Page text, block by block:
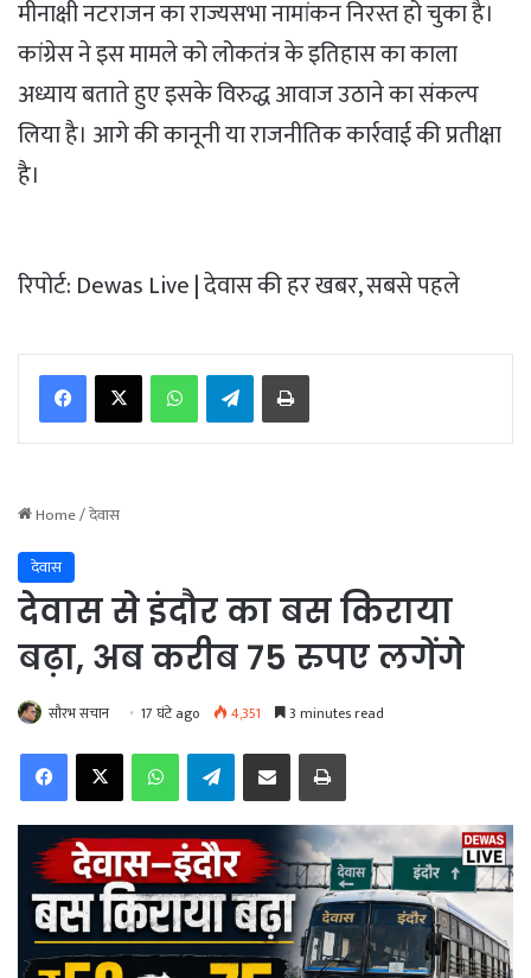
मीनाक्षी नटराजन का राज्यसभा नामांकन निरस्त हो चुका है।
कांग्रेस ने इस मामले को लोकतंत्र के इतिहास का काला
अध्याय बताते हुए इसके विरुद्ध आवाज उठाने का संकल्प
लिया है। आगे की कानूनी या राजनीतिक कार्रवाई की प्रतीक्षा
है।
रिपोर्ट: Dewas Live | देवास की हर खबर, सबसे पहले
WhatsAppTelegramPrint